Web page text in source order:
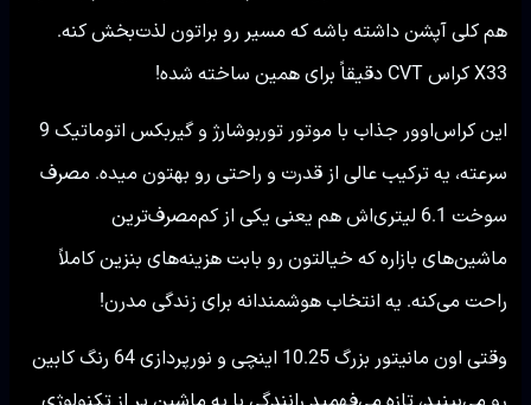
هم کلی آپشن داشته باشه که مسیر رو براتون لذت‌بخش کنه.
X33 کراس CVT دقیقاً برای همین ساخته شده!
این کراس‌اوور جذاب با موتور توربوشارژ و گیربکس اتوماتیک 9
سرعته، یه ترکیب عالی از قدرت و راحتی رو بهتون میده. مصرف
سوخت 6.1 لیتری‌اش هم یعنی یکی از کم‌مصرف‌ترین
ماشین‌های بازاره که خیالتون رو بابت هزینه‌های بنزین کاملاً
راحت می‌کنه. یه انتخاب هوشمندانه برای زندگی مدرن!
وقتی اون مانیتور بزرگ 10.25 اینچی و نورپردازی 64 رنگ کابین
رو می‌بینید، تازه می‌فهمید رانندگی با یه ماشین پر از تکنولوژی